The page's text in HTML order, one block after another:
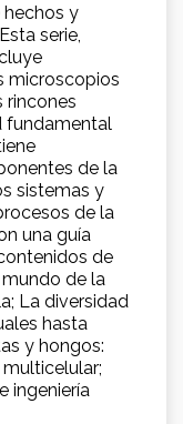
y
serie,
microscopios
rincones
fundamental
de la
sistemas y
de la
una guía
de
mundo de la
La diversidad
hasta
y hongos:
ingeniería